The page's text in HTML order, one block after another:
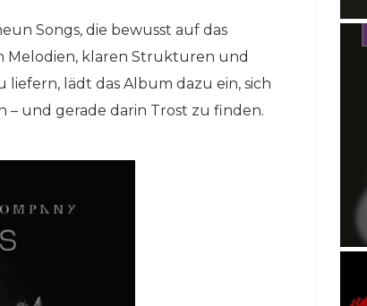
Songs, die bewusst auf das
Melodien, klaren Strukturen und
lädt das Album dazu ein, sich
und gerade darin Trost zu finden.